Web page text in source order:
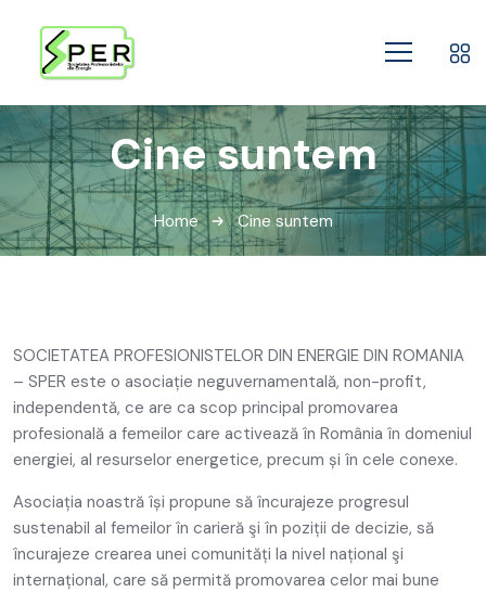
Cine suntem
Home Cine suntem
SOCIETATEA PROFESIONISTELOR DIN ENERGIE DIN ROMANIA
– SPER este o asociație neguvernamentală, non-profit,
independentă, ce are ca scop principal promovarea
profesională a femeilor care activează în România în domeniul
energiei, al resurselor energetice, precum și în cele conexe.
Asociația noastră își propune să încurajeze progresul
sustenabil al femeilor în carieră şi în poziții de decizie, să
încurajeze crearea unei comunități la nivel național şi
internațional, care să permită promovarea celor mai bune